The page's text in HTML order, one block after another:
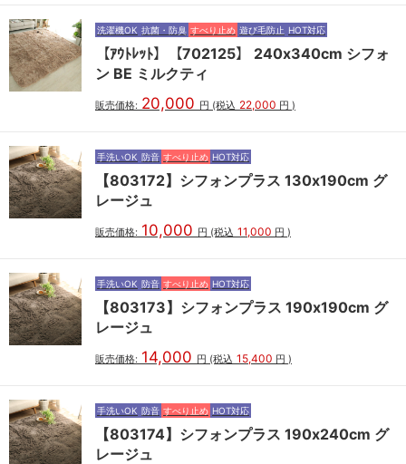
洗濯機OK 抗菌・防臭 すべり止め 遊び毛防止 HOT対応
【ｱｳﾄﾚｯﾄ】【702125】 240x340cm シフォ
ン BE ミルクティ
販売価格: 20,000 円 (税込 22,000 円 )
手洗いOK 防音 すべり止め HOT対応
【803172】シフォンプラス 130x190cm グ
レージュ
販売価格: 10,000 円 (税込 11,000 円 )
手洗いOK 防音 すべり止め HOT対応
【803173】シフォンプラス 190x190cm グ
レージュ
販売価格: 14,000 円 (税込 15,400 円 )
手洗いOK 防音 すべり止め HOT対応
【803174】シフォンプラス 190x240cm グ
レージュ